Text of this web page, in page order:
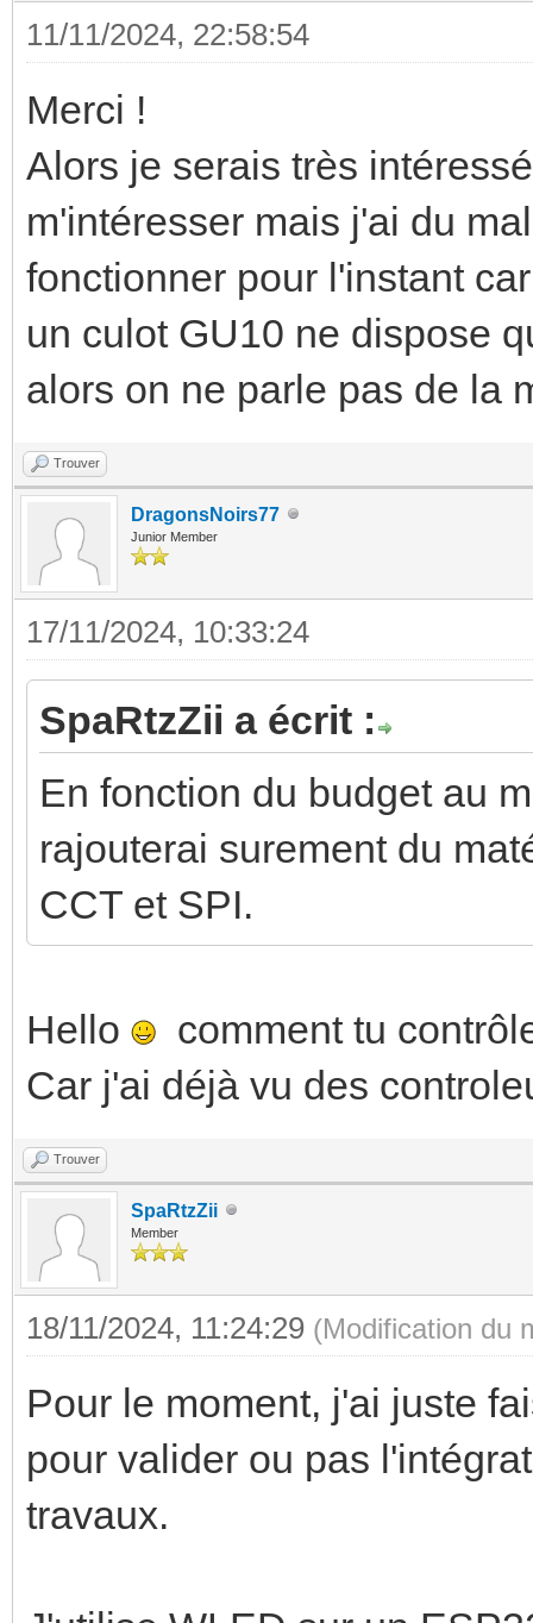
11/11/2024, 22:58:54
Merci !
Alors je serais très
m'intéresser mais j'ai du
fonctionner pour l'instant
un culot GU10 ne dispose
alors on ne parle pas de la
Trouver
DragonsNoirs77
Junior Member
17/11/2024, 10:33:24
SpaRtzZii a écrit :
En fonction du budget au
rajouterai surement du
CCT et SPI.
Hello
comment tu
Car j'ai déjà vu des
Trouver
SpaRtzZii
Member
18/11/2024, 11:24:29 (Modification du
Pour le moment, j'ai juste
pour valider ou pas
travaux.